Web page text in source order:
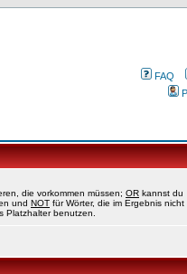
FAQ
die vorkommen müssen; OR kannst du
und NOT für Wörter, die im Ergebnis nicht
Platzhalter benutzen.